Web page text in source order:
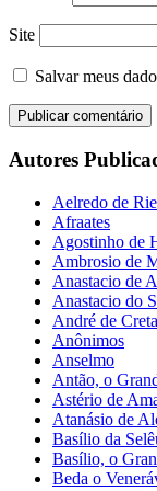
Site
Salvar meus
Autores
Aelredo de
Afraates
Agostinho de
Ambrosio de
Anastacio de
Anastacio do
André de Creta
Anônimos
Anselmo
Antão, o
Astério de
Atanásio de
Basílio da
Basílio, o
Beda o